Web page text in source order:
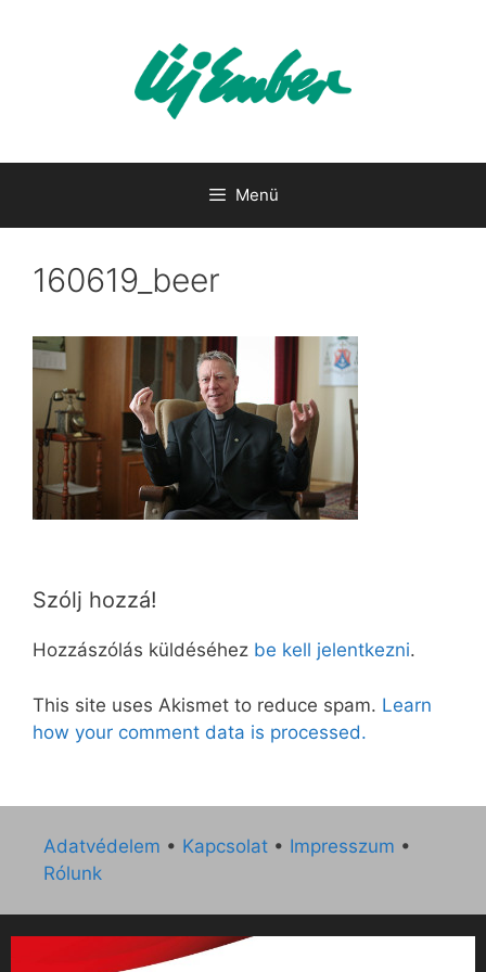
Menü
160619_beer
Szólj hozzá!
Hozzászólás küldéséhez be kell jelentkezni.
This site uses Akismet to reduce spam. Learn
how your comment data is processed.
Adatvédelem • Kapcsolat • Impresszum •
Rólunk